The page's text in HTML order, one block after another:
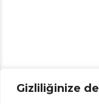
Gizliliğinize